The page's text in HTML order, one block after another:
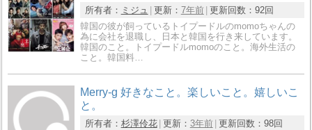
所有者： ミジュ 更新： 7年前 更新回数： 92回
韓国の彼が飼っているトイプードルのmomoちゃんの
為に会社を退職し、日本と韓国を行き来しています。
韓国のこと。トイプードルmomoのこと。海外生活の
こと。韓国料…
Merry-g 好きなこと。楽しいこと。嬉しいこ
と。
所有者： 杉澤伶花 更新： 3年前 更新回数： 98回